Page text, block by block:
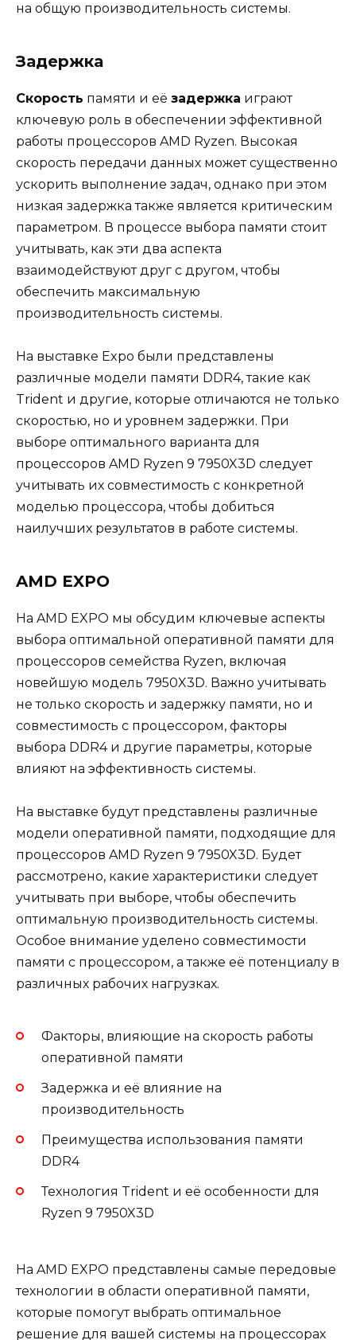
на общую производительность системы.
Задержка
Скорость памяти и её задержка играют
ключевую роль в обеспечении эффективной
работы процессоров AMD Ryzen. Высокая
скорость передачи данных может существенно
ускорить выполнение задач, однако при этом
низкая задержка также является критическим
параметром. В процессе выбора памяти стоит
учитывать, как эти два аспекта
взаимодействуют друг с другом, чтобы
обеспечить максимальную
производительность системы.
На выставке Expo были представлены
различные модели памяти DDR4, такие как
Trident и другие, которые отличаются не только
скоростью, но и уровнем задержки. При
выборе оптимального варианта для
процессоров AMD Ryzen 9 7950X3D следует
учитывать их совместимость с конкретной
моделью процессора, чтобы добиться
наилучших результатов в работе системы.
AMD EXPO
На AMD EXPO мы обсудим ключевые аспекты
выбора оптимальной оперативной памяти для
процессоров семейства Ryzen, включая
новейшую модель 7950X3D. Важно учитывать
не только скорость и задержку памяти, но и
совместимость с процессором, факторы
выбора DDR4 и другие параметры, которые
влияют на эффективность системы.
На выставке будут представлены различные
модели оперативной памяти, подходящие для
процессоров AMD Ryzen 9 7950X3D. Будет
рассмотрено, какие характеристики следует
учитывать при выборе, чтобы обеспечить
оптимальную производительность системы.
Особое внимание уделено совместимости
памяти с процессором, а также её потенциалу в
различных рабочих нагрузках.
Факторы, влияющие на скорость работы
оперативной памяти
Задержка и её влияние на
производительность
Преимущества использования памяти
DDR4
Технология Trident и её особенности для
Ryzen 9 7950X3D
На AMD EXPO представлены самые передовые
технологии в области оперативной памяти,
которые помогут выбрать оптимальное
решение для вашей системы на процессорах